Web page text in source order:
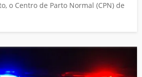
o Centro de Parto Normal (CPN) de